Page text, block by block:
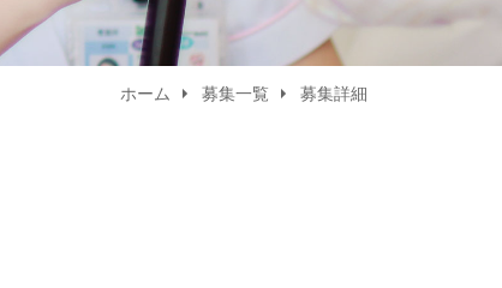
ホーム 募集一覧 募集詳細